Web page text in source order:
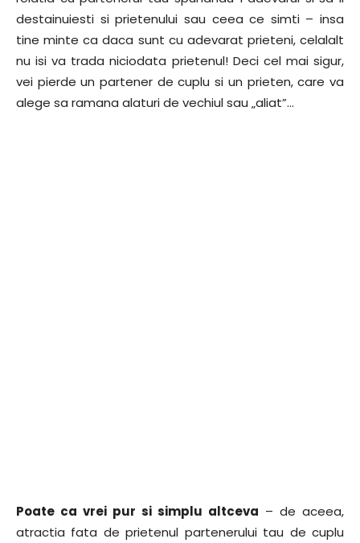
destainuiesti si prietenului sau ceea ce simti – insa
tine minte ca daca sunt cu adevarat prieteni, celalalt
nu isi va trada niciodata prietenul! Deci cel mai sigur,
vei pierde un partener de cuplu si un prieten, care va
alege sa ramana alaturi de vechiul sau „aliat”…
Poate ca vrei pur si simplu altceva – de aceea,
atractia fata de prietenul partenerului tau de cuplu